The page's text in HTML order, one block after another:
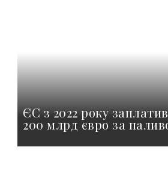
ЄС з 2022 року
200 млрд євро за